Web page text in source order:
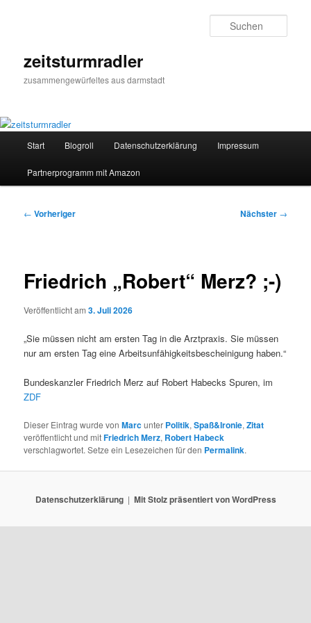
zeitsturmradler
zusammengewürfeltes aus darmstadt
Start Blogroll Datenschutzerklärung Impressum
Partnerprogramm mit Amazon
Beitragsnavigation
← Vorheriger Nächster →
Friedrich „Robert“ Merz? ;-)
Veröffentlicht am3. Juli 2026
„Sie müssen nicht am ersten Tag in die Arztpraxis. Sie müssen
nur am ersten Tag eine Arbeitsunfähigkeitsbescheinigung haben.“
Bundeskanzler Friedrich Merz auf Robert Habecks Spuren, im
ZDF
Dieser Eintrag wurde vonMarcunter Politik,Spaß&Ironie,Zitat
veröffentlicht und mitFriedrich Merz, Robert Habeck
verschlagwortet. Setze ein Lesezeichen für den Permalink.
Datenschutzerklärung Mit Stolz präsentiert von WordPress